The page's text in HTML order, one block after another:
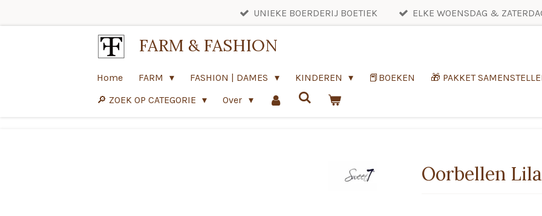
UNIEKE BOERDERIJ BOETIEK ELKE WOENSDAG &
FARM & FASHION
Home FARM FASHION | DAMES KINDEREN 📕BOEKEN
🎁 PAKKET
🔎 ZOEK OP CATEGORIE
Over
Oorbellen Lila